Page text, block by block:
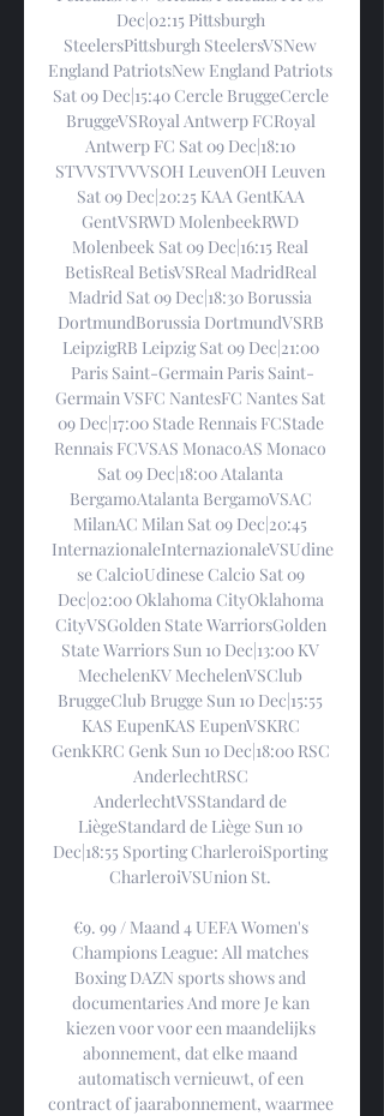
Dec|02:15 Pittsburgh
SteelersPittsburgh SteelersVSNew
England PatriotsNew England Patriots
Sat 09 Dec|15:40 Cercle BruggeCercle
BruggeVSRoyal Antwerp FCRoyal
Antwerp FC Sat 09 Dec|18:10
STVVSTVVVSOH LeuvenOH Leuven
Sat 09 Dec|20:25 KAA GentKAA
GentVSRWD MolenbeekRWD
Molenbeek Sat 09 Dec|16:15 Real
BetisReal BetisVSReal MadridReal
Madrid Sat 09 Dec|18:30 Borussia
DortmundBorussia DortmundVSRB
LeipzigRB Leipzig Sat 09 Dec|21:00
Paris Saint-Germain Paris Saint-
Germain VSFC NantesFC Nantes Sat
09 Dec|17:00 Stade Rennais FCStade
Rennais FCVSAS MonacoAS Monaco
Sat 09 Dec|18:00 Atalanta
BergamoAtalanta BergamoVSAC
MilanAC Milan Sat 09 Dec|20:45
InternazionaleInternazionaleVSUdine
se CalcioUdinese Calcio Sat 09
Dec|02:00 Oklahoma CityOklahoma
CityVSGolden State WarriorsGolden
State Warriors Sun 10 Dec|13:00 KV
MechelenKV MechelenVSClub
BruggeClub Brugge Sun 10 Dec|15:55
KAS EupenKAS EupenVSKRC
GenkKRC Genk Sun 10 Dec|18:00 RSC
AnderlechtRSC
AnderlechtVSStandard de
LiègeStandard de Liège Sun 10
Dec|18:55 Sporting CharleroiSporting
CharleroiVSUnion St.
€9. 99 / Maand 4 UEFA Women's
Champions League: All matches
Boxing DAZN sports shows and
documentaries And more Je kan
kiezen voor voor een maandelijks
abonnement, dat elke maand
automatisch vernieuwt, of een
contract of jaarabonnement, waarmee